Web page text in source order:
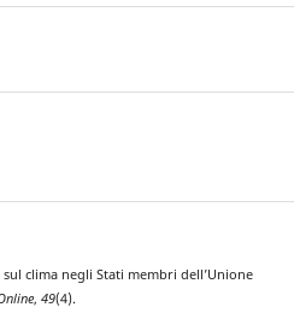
clima negli Stati membri dell’Unione
, 49(4).